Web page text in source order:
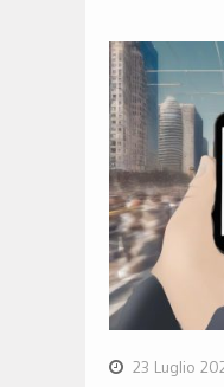
23 Luglio